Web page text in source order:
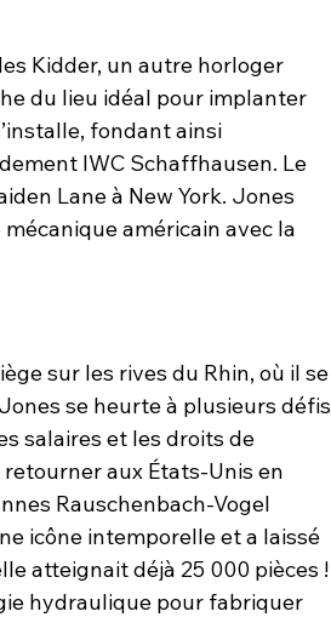
Kidder, un autre horloger
du lieu idéal pour implanter
fondant ainsi
IWC Schaffhausen. Le
Lane à New York. Jones
américain avec la
sur les rives du Rhin, où il se
se heurte à plusieurs défis
salaires et les droits de
aux États-Unis en
Rauschenbach-Vogel
icône intemporelle et a laissé
atteignait déjà 25 000 pièces !
hydraulique pour fabriquer